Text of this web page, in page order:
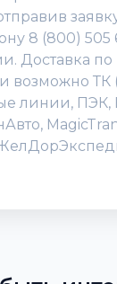
8 (800) 505
Доставка по
возможно ТК
линии, ПЭК,